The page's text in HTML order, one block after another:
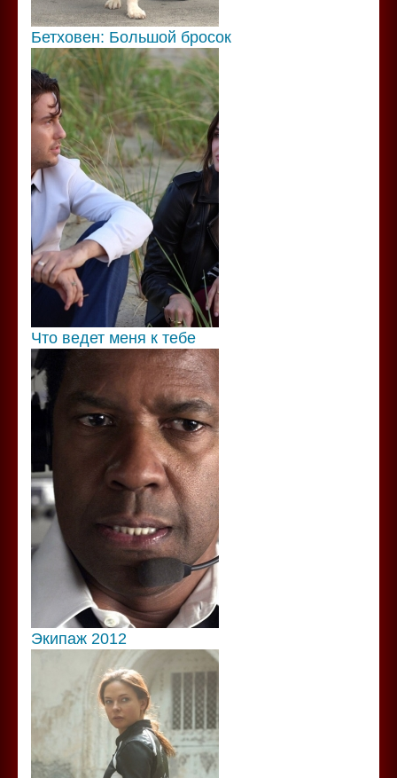
Бетховен: Большой бросок
Что ведет меня к тебе
Экипаж 2012